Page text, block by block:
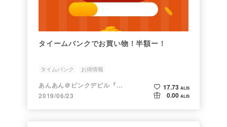
タイームバンクでお買い物！半額ー！
タイムバンク お得情報
あんあん＠ピンクデビル『変態』
2019/06/23
17.73 ALIS
0.00 ALIS